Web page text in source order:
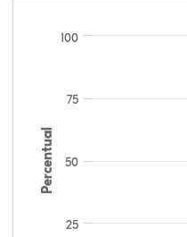
Percentual
100
25
50
75